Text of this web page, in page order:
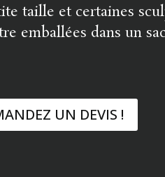
taille et certaines
emballées dans un
UN DEVIS !